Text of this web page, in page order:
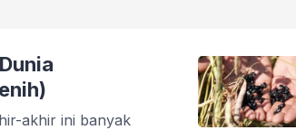
akhir ini banyak